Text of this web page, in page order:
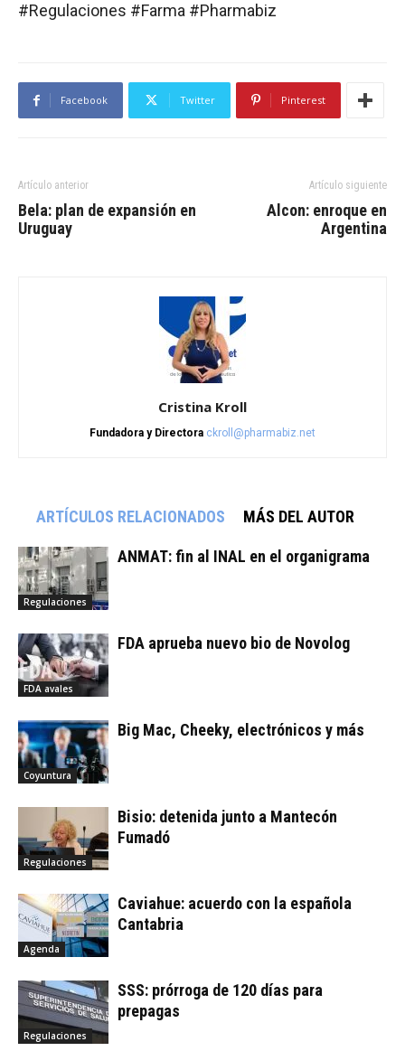
#Regulaciones #Farma #Pharmabiz
Facebook Twitter Pinterest
Artículo anterior
Bela: plan de expansión en
Uruguay
Artículo siguiente
Alcon: enroque en
Argentina
Cristina Kroll
Fundadora y Directora ckroll@pharmabiz.net
ARTÍCULOS RELACIONADOS MÁS DEL AUTOR
Regulaciones
ANMAT: fin al INAL en el organigrama
FDA avales
FDA aprueba nuevo bio de Novolog
Coyuntura
Big Mac, Cheeky, electrónicos y más
Regulaciones
Bisio: detenida junto a Mantecón
Fumadó
Agenda
Caviahue: acuerdo con la española
Cantabria
Regulaciones
SSS: prórroga de 120 días para
prepagas